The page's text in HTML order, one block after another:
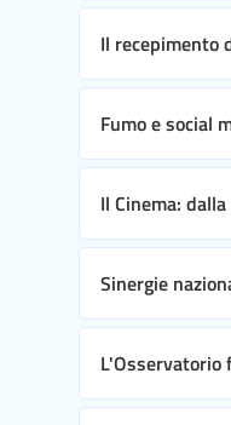
Il recepimento
Fumo e social
Il Cinema:
Sinergie
L'Osservatorio